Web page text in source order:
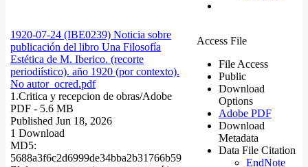
1920-07-24 (IBE0239) Noticia sobre
publicación del libro Una Filosofía
Estética de M. Iberico. (recorte
periodiístico). año 1920 (por contexto).
No autor_ocred.pdf
1.Critica y recepcion de obras/Adobe
PDF - 5.6 MB
Published Jun 18, 2026
1 Download
MD5:
5688a3f6c2d6999de34bba2b31766b59
Access File
File Access
Public
Download
Options
Adobe PDF
Download
Metadata
Data File Citation
EndNote